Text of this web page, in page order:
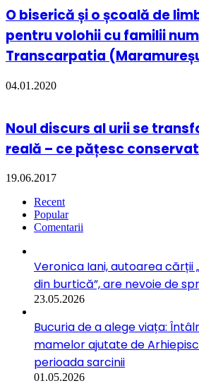
O biserică și o școală de
pentru volohii cu familii
Transcarpatia
04.01.2020
Noul discurs al urii se
reală – ce pățesc
19.06.2017
Recent
Popular
Comentarii
Veronica Iani, autoarea cărții
din burtică”, are nevoie de
23.05.2026
Bucuria de a alege viața:
mamelor ajutate de
perioada sarcinii
01.05.2026